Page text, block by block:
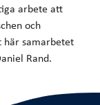
arbete att
och
här samarbetet
Rand.